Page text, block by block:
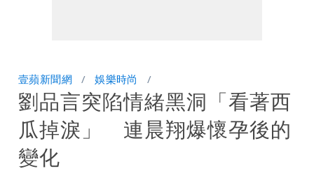
壹蘋新聞網 娛樂時尚
劉品言突陷情緒黑洞「看著西
瓜掉淚」 連晨翔爆懷孕後的
變化